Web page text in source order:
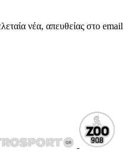
νέα, απευθείας στο email